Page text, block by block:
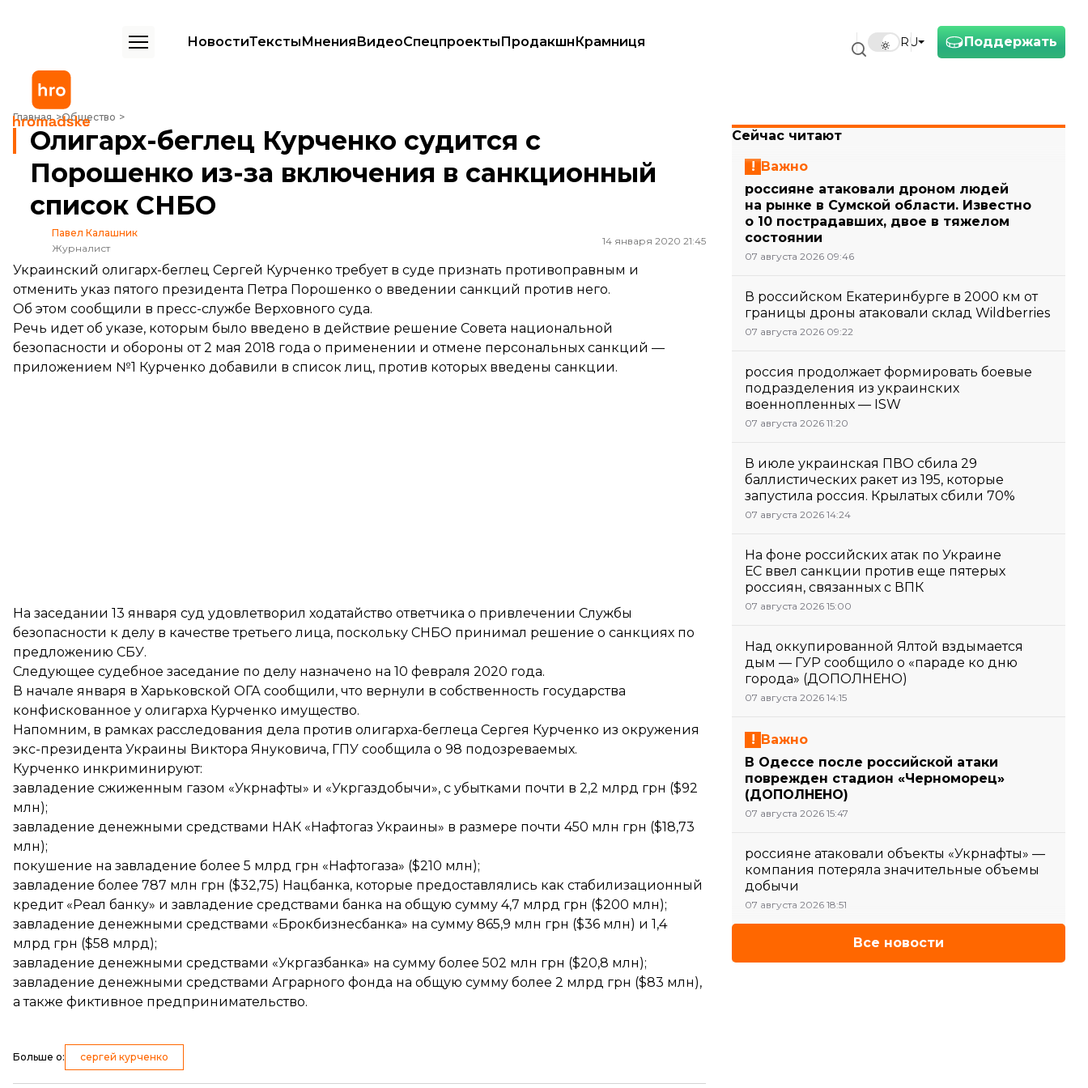
Поддержать
RU
НовостиТекстыМненияВидеоСпецпроектыПродакшнКрамниця
Главная Общество
Олигарх-беглец Курченко судится с Порошенко из-за включения в санкционный список СНБО
Олигарх-беглец Курченко судится с
Порошенко из-за включения в санкционный
список СНБО
Павел Калашник
Журналист
14 января 2020 21:45
Украинский олигарх-беглец Сергей Курченко требует в суде признать противоправным и
отменить указ пятого президента Петра Порошенко о введении санкций против него.
Об этом сообщили в пресс-службе Верховного суда.
Речь идет об указе, которым было введено в действие решение Совета национальной
безопасности и обороны от 2 мая 2018 года о применении и отмене персональных санкций —
приложением №1 Курченко добавили в список лиц, против которых введены санкции.
На заседании 13 января суд удовлетворил ходатайство ответчика о привлечении Службы
безопасности к делу в качестве третьего лица, поскольку СНБО принимал решение о санкциях по
предложению СБУ.
Следующее судебное заседание по делу назначено на 10 февраля 2020 года.
В начале января в Харьковской ОГА сообщили, что вернули в собственность государства
конфискованное у олигарха Курченко имущество.
Напомним, в рамках расследования дела против олигарха-беглеца Сергея Курченко из окружения
экс-президента Украины Виктора Януковича, ГПУ сообщила о 98 подозреваемых.
Курченко инкриминируют:
завладение сжиженным газом «Укрнафты» и «Укргаздобычи», с убытками почти в 2,2 млрд грн ($92
млн);
завладение денежными средствами НАК «Нафтогаз Украины» в размере почти 450 млн грн ($18,73
млн);
покушение на завладение более 5 млрд грн «Нафтогаза» ($210 млн);
завладение более 787 млн грн ($32,75) Нацбанка, которые предоставлялись как стабилизационный
кредит «Реал банку» и завладение средствами банка на общую сумму 4,7 млрд грн ($200 млн);
завладение денежными средствами «Брокбизнесбанка» на сумму 865,9 млн грн ($36 млн) и 1,4
млрд грн ($58 млрд);
завладение денежными средствами «Укргазбанка» на сумму более 502 млн грн ($20,8 млн);
завладение денежными средствами Аграрного фонда на общую сумму более 2 млрд грн ($83 млн),
а также фиктивное предпринимательство.
Больше о: сергей курченко
Сейчас читают
Важно
россияне атаковали дроном людей
на рынке в Сумской области. Известно
о 10 пострадавших, двое в тяжелом
состоянии
07 августа 2026 09:46
В российском Екатеринбурге в 2000 км от
границы дроны атаковали склад Wildberries
07 августа 2026 09:22
россия продолжает формировать боевые
подразделения из украинских
военнопленных — ISW
07 августа 2026 11:20
В июле украинская ПВО сбила 29
баллистических ракет из 195, которые
запустила россия. Крылатых сбили 70%
07 августа 2026 14:24
На фоне российских атак по Украине
ЕС ввел санкции против еще пятерых
россиян, связанных с ВПК
07 августа 2026 15:00
Над оккупированной Ялтой вздымается
дым — ГУР сообщило о «параде ко дню
города» (ДОПОЛНЕНО)
07 августа 2026 14:15
Важно
В Одессе после российской атаки
поврежден стадион «Черноморец»
(ДОПОЛНЕНО)
07 августа 2026 15:47
россияне атаковали объекты «Укрнафты» —
компания потеряла значительные объемы
добычи
07 августа 2026 18:51
Все новости